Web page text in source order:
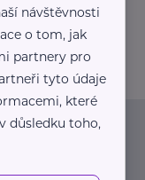
návštěvnosti
o tom, jak
partnery pro
tyto údaje
které
důsledku toho,